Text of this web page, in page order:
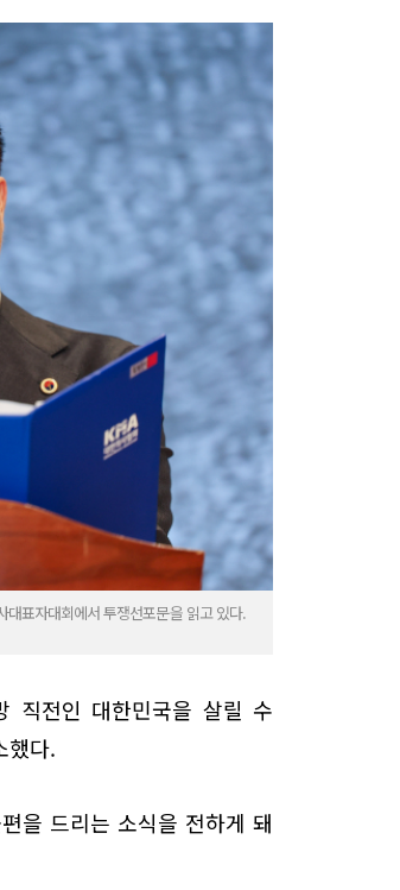
대표자대회에서 투쟁선포문을 읽고 있다.
직전인 대한민국을 살릴 수
했다.
을 드리는 소식을 전하게 돼